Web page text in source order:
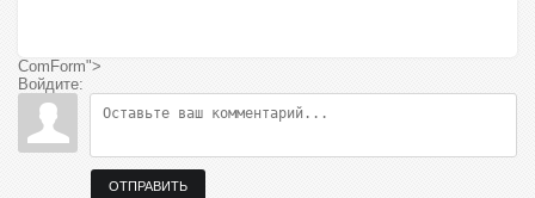
ComForm">
Войдите:
ОТПРАВИТЬ